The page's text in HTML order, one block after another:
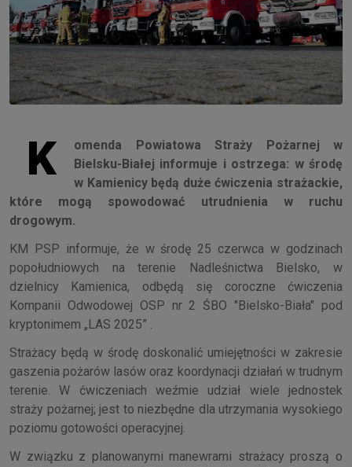
K
omenda Powiatowa Straży Pożarnej w
Bielsku-Białej informuje i ostrzega: w środę
w Kamienicy będą duże ćwiczenia strażackie,
które mogą spowodować utrudnienia w ruchu
drogowym.
KM PSP informuje, że w środę 25 czerwca w godzinach
popołudniowych na terenie Nadleśnictwa Bielsko, w
dzielnicy Kamienica, odbędą się coroczne ćwiczenia
Kompanii Odwodowej OSP nr 2 ŚBO "Bielsko-Biała" pod
kryptonimem „LAS 2025” .
Strażacy będą w środę doskonalić umiejętności w zakresie
gaszenia pożarów lasów oraz koordynacji działań w trudnym
terenie. W ćwiczeniach weźmie udział wiele jednostek
straży pożarnej; jest to niezbędne dla utrzymania wysokiego
poziomu gotowości operacyjnej.
W związku z planowanymi manewrami strażacy proszą o